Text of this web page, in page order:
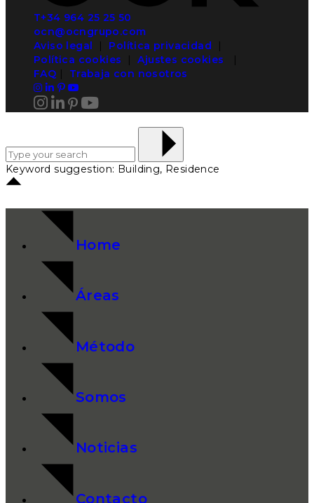
T+34 964 25 25 50
ocn@ocngrupo.com
Aviso legal
Política privacidad
Política cookies |Ajustes cookies
FAQ
Trabaja con nosotros
Keyword suggestion: Building, Residence
Home
Áreas
Método
Somos
Noticias
Contacto